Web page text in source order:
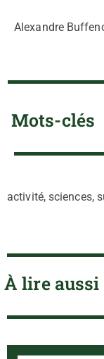
Alexandre
Mots-clés
activité, sciences,
À lire aussi